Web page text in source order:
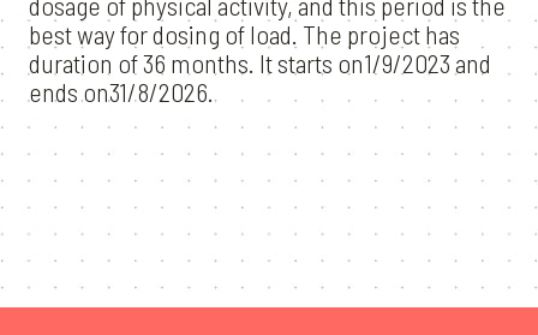
best way for dosing of load. The project has
duration of 36 months. It starts on1/9/2023 and
ends on31/8/2026.